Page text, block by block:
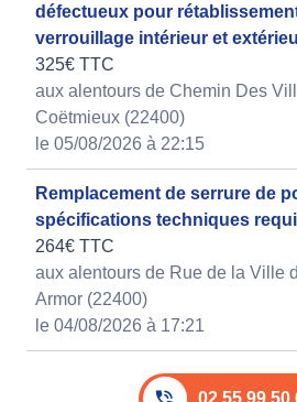
défectueux pour
verrouillage intérieur et
325€ TTC
aux alentours de Chemin Des
Coëtmieux (22400)
le 05/08/2026 à 22:15
Remplacement de serrure de
spécifications techniques
264€ TTC
aux alentours de Rue de la Ville
Armor (22400)
le 04/08/2026 à 17:21
02 55 99 50